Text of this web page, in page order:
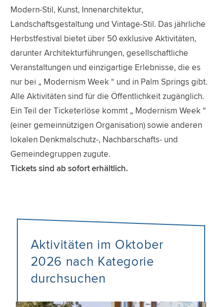
Modern-Stil, Kunst, Innenarchitektur,
Landschaftsgestaltung und Vintage-Stil. Das jährliche
Herbstfestival bietet über 50 exklusive Aktivitäten,
darunter Architekturführungen, gesellschaftliche
Veranstaltungen und einzigartige Erlebnisse, die es
nur bei „ Modernism Week “ und in Palm Springs gibt.
Alle Aktivitäten sind für die Öffentlichkeit zugänglich.
Ein Teil der Ticketerlöse kommt „ Modernism Week “
(einer gemeinnützigen Organisation) sowie anderen
lokalen Denkmalschutz-, Nachbarschafts- und
Gemeindegruppen zugute.
Tickets sind ab sofort erhältlich.
Aktivitäten im Oktober
2026 nach Kategorie
durchsuchen